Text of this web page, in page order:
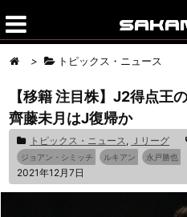
> トピックス・ニュース
【移籍 注目株】J2得点王
齊藤未月はJ復帰か
トピックス・ニュース, Ｊリーグ
ジョアン・シミッチ
ルキアン 永戸勝也
2021年12月7日